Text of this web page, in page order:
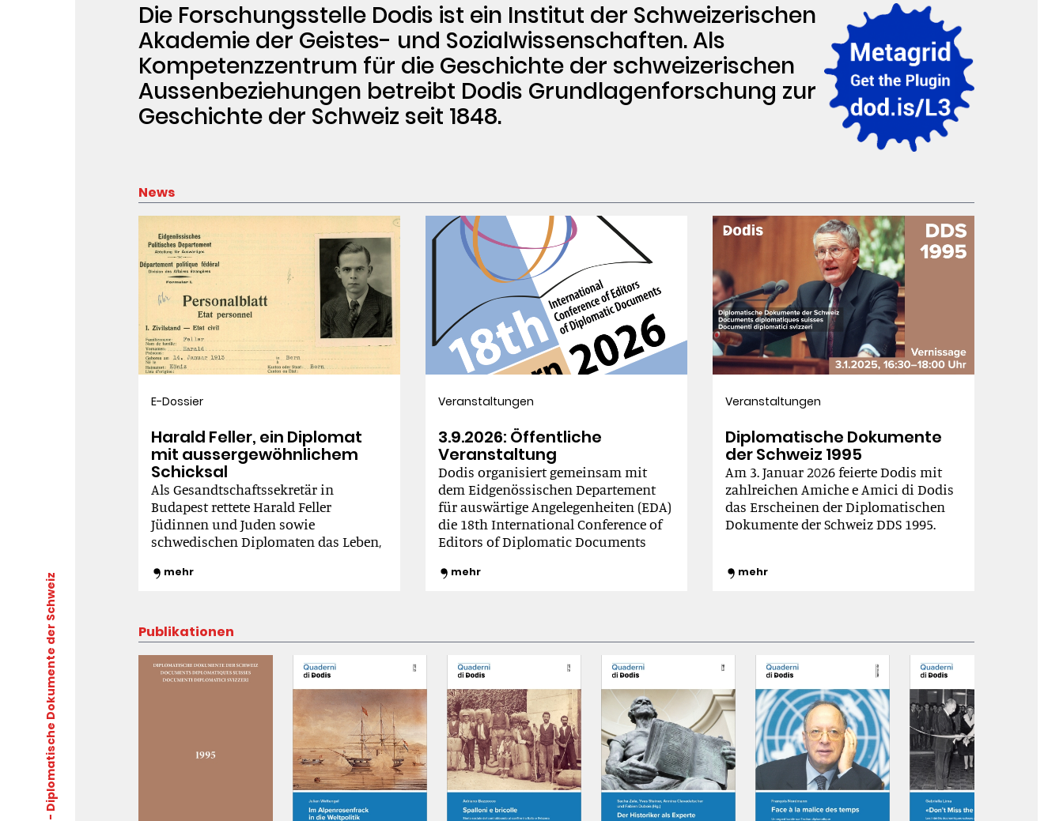
- Diplomatische Dokumente der Schweiz
Die Forschungsstelle Dodis ist ein Institut der Schweizerischen
Akademie der Geistes- und Sozialwissenschaften. Als
Kompetenzzentrum für die Geschichte der schweizerischen
Aussenbeziehungen betreibt Dodis Grundlagenforschung zur
Geschichte der Schweiz seit 1848.
News
E-Dossier
Harald Feller, ein Diplomat
mit aussergewöhnlichem
Schicksal
Als Gesandtschaftssekretär in
Budapest rettete Harald Feller
Jüdinnen und Juden sowie
schwedischen Diplomaten das Leben,
Befreiung der ungarischen
entführt wurde. Während seiner
Abwesenheit wurde Feller von
ehemaligen Kollegen und in der Presse
schwer beschuldigt, woraufhin der
Vorsteher des EPD, Bundesrat Max
Petitpierre, eine Untersuchung
anordnete. Die Untersuchung von
Richter Jakob Kehrli entlastete ihn
mehr
Veranstaltungen
3.9.2026: Öffentliche
Veranstaltung
Dodis organisiert gemeinsam mit
dem Eidgenössischen Departement
für auswärtige Angelegenheiten (EDA)
die 18th International Conference of
Editors of Diplomatic Documents
mehr
Veranstaltungen
Diplomatische Dokumente
der Schweiz 1995
Am 3. Januar 2026 feierte Dodis mit
zahlreichen Amiche e Amici di Dodis
das Erscheinen der Diplomatischen
Dokumente der Schweiz DDS 1995.
mehr
Publikationen